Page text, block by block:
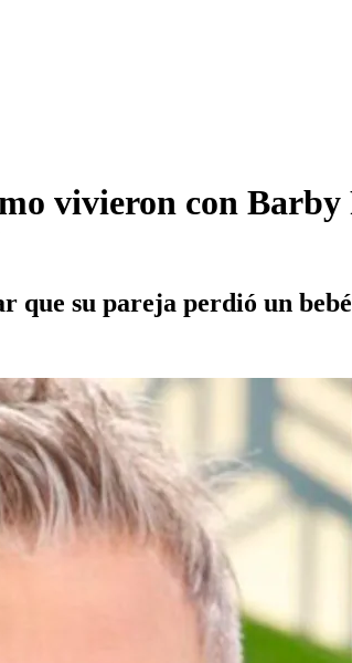
vivieron con
su pareja perdió un